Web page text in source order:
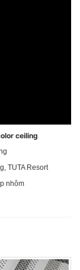
ceiling
TUTA Resort
nhôm